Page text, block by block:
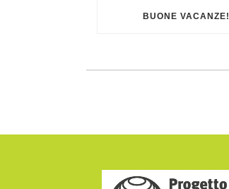
BUONE VACANZE!